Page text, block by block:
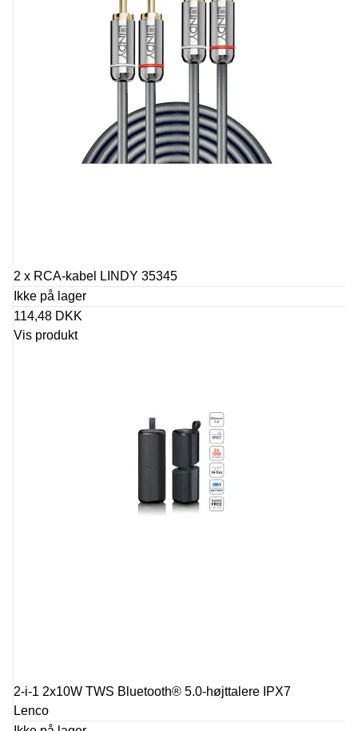
2 x RCA-kabel LINDY 35345
Ikke på lager
114,48 DKK
Vis produkt
2-i-1 2x10W TWS Bluetooth® 5.0-højttalere IPX7
Lenco